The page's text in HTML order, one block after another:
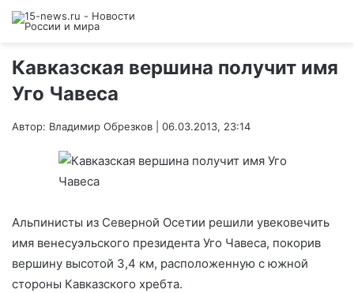
Кавказская вершина получит имя
Уго Чавеса
Автор: Владимир Обрезков | 06.03.2013, 23:14
Альпинисты из Северной Осетии решили увековечить
имя венесуэльского президента Уго Чавеса, покорив
вершину высотой 3,4 км, расположенную с южной
стороны Кавказского хребта.